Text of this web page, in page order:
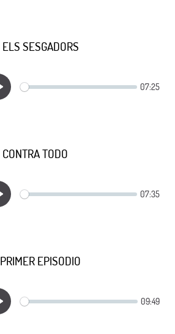
ELS SESGADORS
CONTRA TODO
PRIMER EPISODIO